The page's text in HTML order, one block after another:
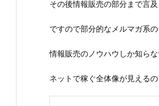
その後情報販売の部分まで言及
ですので部分的なメルマガ系
情報販売のノウハウしか知らな
ネットで稼ぐ全体像が見えるの